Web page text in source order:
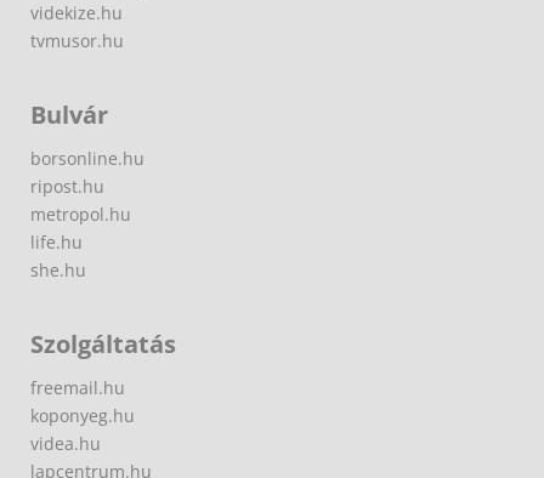
videkize.hu
tvmusor.hu
Bulvár
borsonline.hu
ripost.hu
metropol.hu
life.hu
she.hu
Szolgáltatás
freemail.hu
koponyeg.hu
videa.hu
lapcentrum.hu